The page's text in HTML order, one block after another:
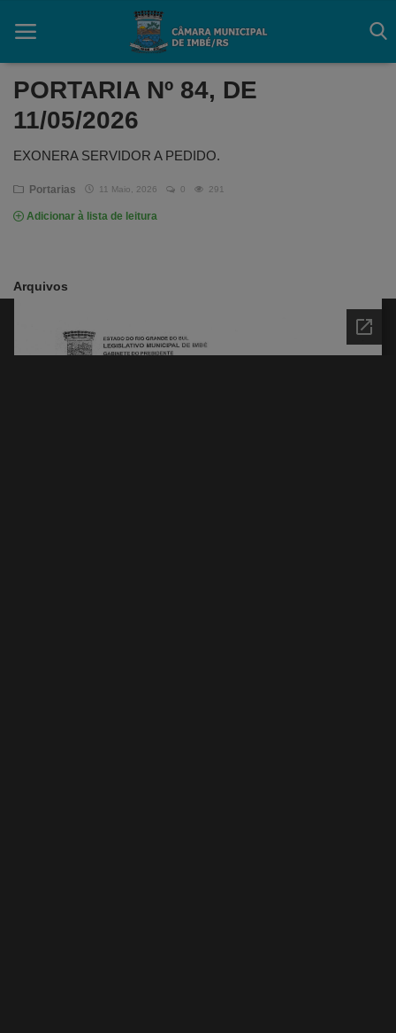
Câmara
Legislativo
Mapa do Site
PORTARIA Nº 84, DE
11/05/2026
EXONERA SERVIDOR A PEDIDO.
Portarias 11 Maio, 2026 0 291
Adicionar à lista de leitura
Arquivos